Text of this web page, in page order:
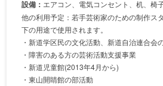
設備： エアコン、電気コンセント、机、椅
他の利用予定：若手芸術家のための制作ス
下の用途で使用されます。
・新道学区民の文化活動、新道自治連合会
・障害のある方の芸術活動支援事業
・新道児童館(2013年4月から)
・東山開睛館の部活動